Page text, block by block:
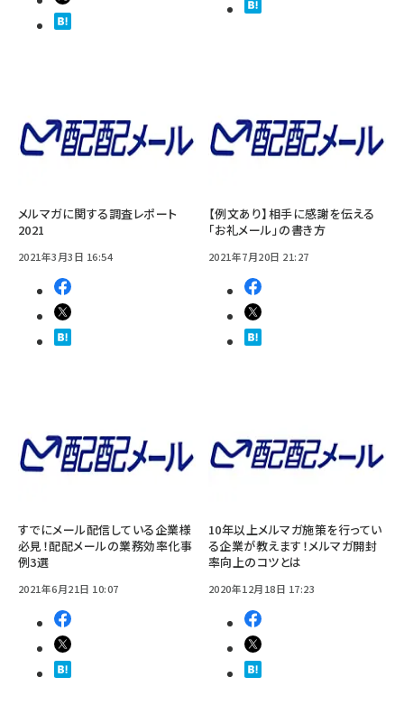
メルマガに関する調査レポート
2021
2021年3月3日 16:54
【例文あり】相手に感謝を伝える
「お礼メール」の書き方
2021年7月20日 21:27
すでにメール配信している企業様
必見！配配メールの業務効率化事
例3選
2021年6月21日 10:07
10年以上メルマガ施策を行ってい
る企業が教えます！メルマガ開封
率向上のコツとは
2020年12月18日 17:23